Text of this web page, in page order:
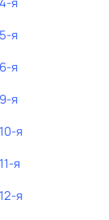
я
я
я
я
я
я